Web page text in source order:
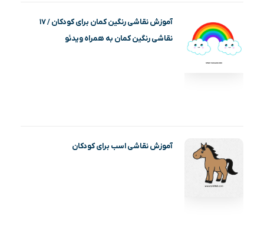
آموزش نقاشی رنگین کمان برای کودکان / ۱۷
نقاشی رنگین کمان به همراه ویدئو
آموزش نقاشی اسب برای کودکان